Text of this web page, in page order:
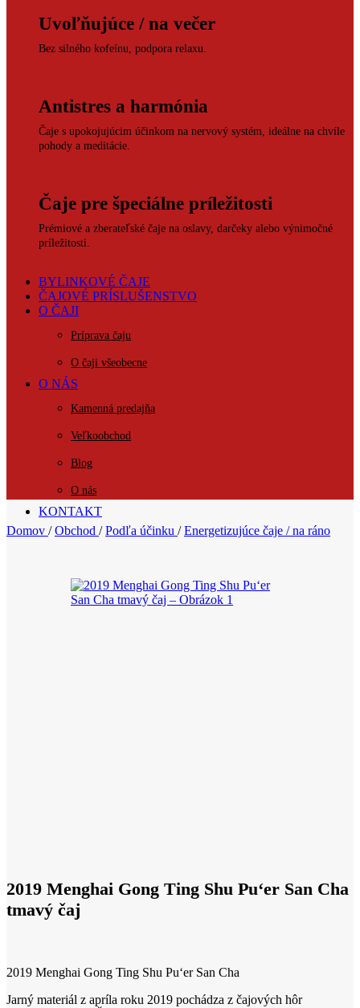
Uvoľňujúce / na večer
Bez silného kofeínu, podpora relaxu.
Antistres a harmónia
Čaje s upokojujúcim účinkom na nervový systém, ideálne na chvíle
pohody a meditácie.
Čaje pre špeciálne príležitosti
Prémiové a zberateľské čaje na oslavy, darčeky alebo výnimočné
príležitosti.
BYLINKOVÉ ČAJE
ČAJOVÉ PRÍSLUŠENSTVO
O ČAJI
Príprava čaju
O čaji všeobecne
O NÁS
Kamenná predajňa
Veľkoobchod
Blog
O nás
KONTAKT
Domov / Obchod / Podľa účinku / Energetizujúce čaje / na ráno
2019 Menghai Gong Ting Shu Pu‘er San Cha
tmavý čaj
2019 Menghai Gong Ting Shu Pu‘er San Cha
Jarný materiál z apríla roku 2019 pochádza z čajových hôr